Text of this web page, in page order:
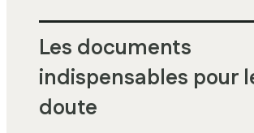
Les documents
indispensables pour
doute